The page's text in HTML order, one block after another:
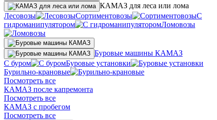
КАМАЗ для леса или лома
Лесовозы
Сортиментовозы
С
гидроманипулятором
Ломовозы
Буровые машины КАМАЗ
С буром
Буровые установки
Бурильно-крановые
Посмотреть все
КАМАЗ после капремонта
Посмотреть все
КАМАЗ с пробегом
Посмотреть все